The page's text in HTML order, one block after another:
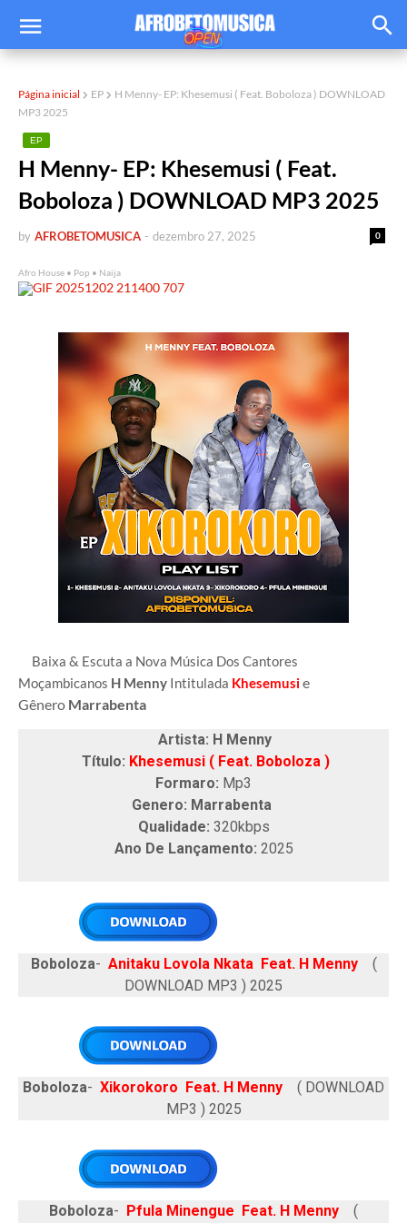
Página inicial EP
H Menny- EP: Khesemusi ( Feat. Boboloza ) DOWNLOAD
MP3 2025
EP
H Menny- EP: Khesemusi ( Feat.
Boboloza ) DOWNLOAD MP3 2025
by AFROBETOMUSICA 0
- dezembro 27, 2025
Afro House • Pop • Naija
Baixa & Escuta a Nova Música Dos Cantores
Moçambicanos H Menny Intitulada Khesemusie
Gênero Marrabenta
Artista: H Menny
Título: Khesemusi ( Feat. Boboloza )
Formaro: Mp3
Genero: Marrabenta
Qualidade: 320kbps
Ano De Lançamento: 2025
Boboloza- Anitaku Lovola Nkata Feat. H Menny
(
DOWNLOAD MP3 ) 2025
Boboloza- Xikorokoro Feat. H Menny
( DOWNLOAD
MP3 ) 2025
Boboloza- Pfula Minengue Feat. H Menny
(